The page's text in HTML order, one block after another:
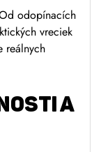
odopínacích
vreciek
reálnych
A